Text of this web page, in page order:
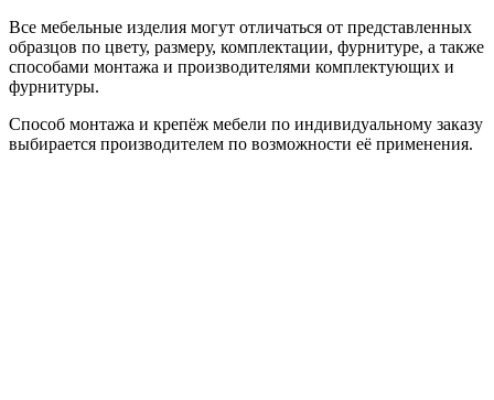
Все мебельные изделия могут отличаться от представленных
образцов по цвету, размеру, комплектации, фурнитуре, а также
способами монтажа и производителями комплектующих и
фурнитуры.
Способ монтажа и крепёж мебели по индивидуальному заказу
выбирается производителем по возможности её применения.